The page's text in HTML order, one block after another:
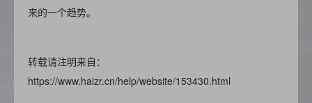
来的一个趋势。
转载请注明来自：
https://www.haizr.cn/help/website/153430.html